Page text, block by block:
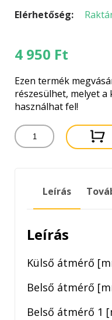
Elérhetőség:
4 950 Ft
Ezen termék
részesülhet, melyet a
használhat fel!
PU8013Z
MANN
Leírás
Leírás
Külső átmérő
Belső átmérő
Belső átmérő 1